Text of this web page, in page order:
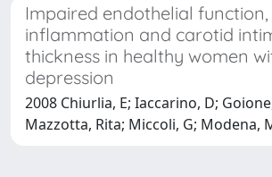
Impaired endothelial function,
inflammation and carotid
thickness in healthy women
depression
2008 Chiurlia, E; Iaccarino, D;
Mazzotta, Rita; Miccoli, G; Modena,